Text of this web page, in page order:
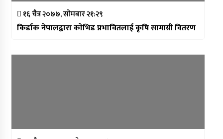
१६ चैत्र २०७७, सोमबार २१:२९
किर्डाक नेपालद्वारा काेभिड प्रभावितलाई कृषि सामाग्री वितरण